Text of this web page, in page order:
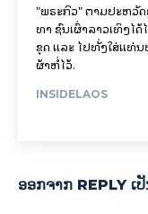
"ພຣະກິວ" ຕາມປະຫວັ
ທາ ຊົນເຜົ່າລາວເທິງໄ
ຂຸດ ແລະ ໄປທັ່ງໃສ່ແທ່
ຜ້າຫໍ່ໄວ້.
INSIDELAOS
ອອກ​ຈາກ REPLY ເ